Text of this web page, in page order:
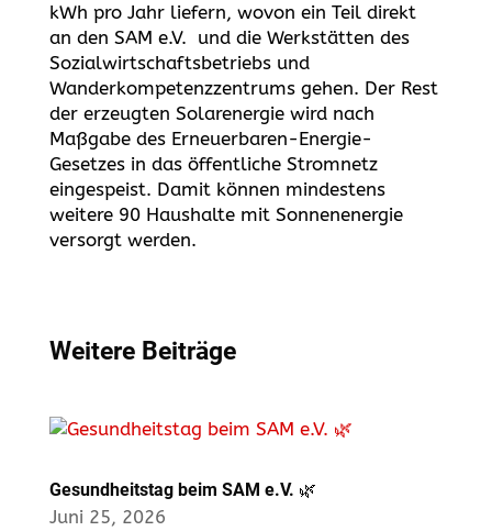
kWh pro Jahr liefern, wovon ein Teil direkt
an den SAM e.V. und die Werkstätten des
Sozialwirtschaftsbetriebs und
Wanderkompetenzzentrums gehen. Der Rest
der erzeugten Solarenergie wird nach
Maßgabe des Erneuerbaren-Energie-
Gesetzes in das öffent­liche Stromnetz
eingespeist. Damit können mindestens
weitere 90 Haushalte mit Sonnenenergie
versorgt werden.
Weitere Beiträge
Gesundheitstag beim SAM e.V. 🌿
Juni 25, 2026